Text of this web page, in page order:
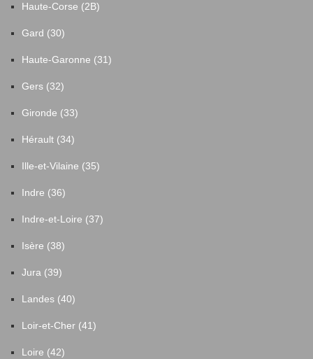
Haute-Corse (2B)
Gard (30)
Haute-Garonne (31)
Gers (32)
Gironde (33)
Hérault (34)
Ille-et-Vilaine (35)
Indre (36)
Indre-et-Loire (37)
Isère (38)
Jura (39)
Landes (40)
Loir-et-Cher (41)
Loire (42)